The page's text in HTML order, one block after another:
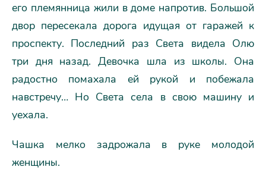
его племянница жили в доме напротив. Большой
двор пересекала дорога идущая от гаражей к
проспекту. Последний раз Света видела Олю
три дня назад. Девочка шла из школы. Она
радостно помахала ей рукой и побежала
навстречу… Но Света села в свою машину и
уехала.
Чашка мелко задрожала в руке молодой
женщины.